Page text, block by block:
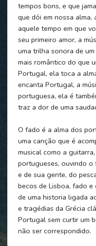
tempos bons, e que
que dói em nossa
aquele tempo em que
seu primeiro amor, a
uma trilha sonora de
mais romântico do que
Portugal, ela toca a
encanta Portugal, a
portuguesa, ela é
traz a dor de uma
O fado é a alma dos
uma canção que é
musical como a
portugueses, ouvindo o
e de sua gente, do
becos de Lisboa, fado
de uma historia ligada
e tragédias da Grécia
Portugal sem curtir um
não ser correspondido.